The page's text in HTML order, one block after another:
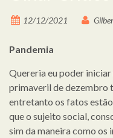
12/12/2021
Pandemia
Quereria eu poder iniciar
primaveril de dezembro
entretanto os fatos estão
que o sujeito social,
sim da maneira como os